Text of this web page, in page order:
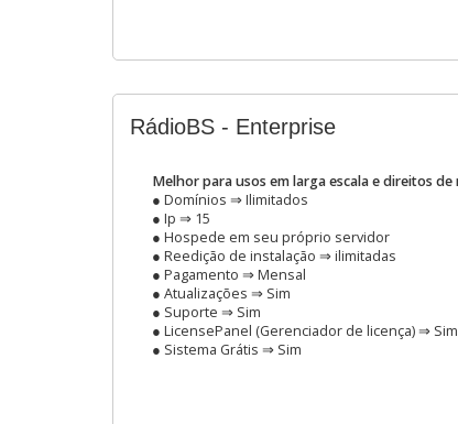
RádioBS - Enterprise
Melhor para usos em larga escala e direitos
● Domínios ⇒ Ilimitados
● Ip ⇒ 15
● Hospede em seu próprio servidor
● Reedição de instalação ⇒ ilimitadas
● Pagamento ⇒ Mensal
● Atualizações ⇒ Sim
● Suporte ⇒ Sim
● LicensePanel (Gerenciador de licença) ⇒ Sim
● Sistema Grátis ⇒ Sim